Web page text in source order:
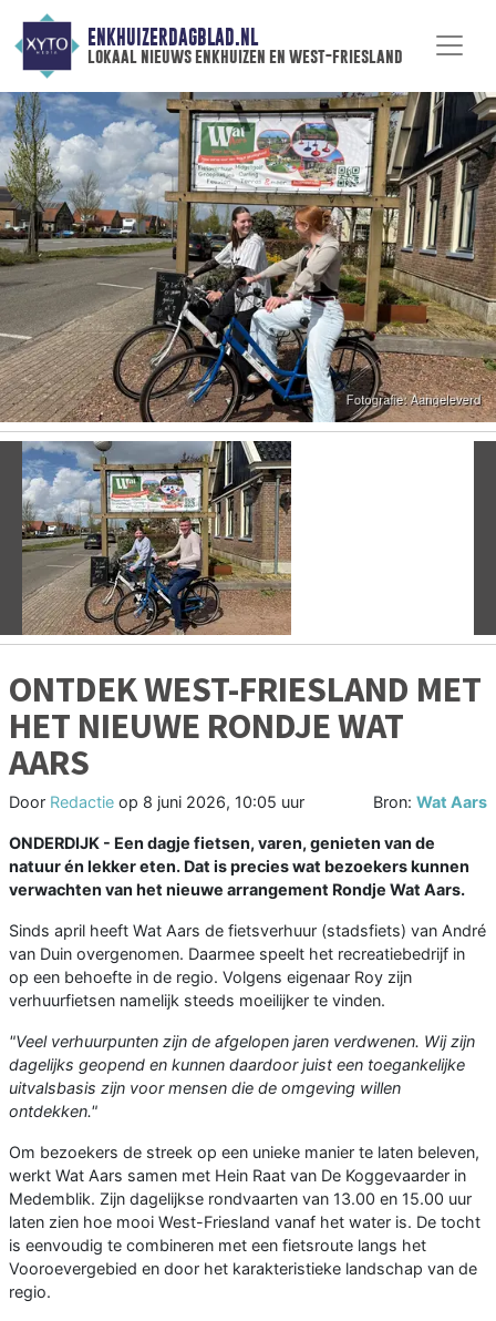
ENKHUIZERDAGBLAD.NL
lokaal nieuws enkhuizen en west-friesland
Vorige
ONTDEK WEST-FRIESLAND MET
HET NIEUWE RONDJE WAT
AARS
Door Redactie op 8 juni 2026, 10:05 uur Bron: Wat Aars
ONDERDIJK - Een dagje fietsen, varen, genieten van de
natuur én lekker eten. Dat is precies wat bezoekers kunnen
verwachten van het nieuwe arrangement Rondje Wat Aars.
Sinds april heeft Wat Aars de fietsverhuur (stadsfiets) van André
van Duin overgenomen. Daarmee speelt het recreatiebedrijf in
op een behoefte in de regio. Volgens eigenaar Roy zijn
verhuurfietsen namelijk steeds moeilijker te vinden.
"Veel verhuurpunten zijn de afgelopen jaren verdwenen. Wij zijn
dagelijks geopend en kunnen daardoor juist een toegankelijke
uitvalsbasis zijn voor mensen die de omgeving willen
ontdekken."
Om bezoekers de streek op een unieke manier te laten beleven,
werkt Wat Aars samen met Hein Raat van De Koggevaarder in
Medemblik. Zijn dagelijkse rondvaarten van 13.00 en 15.00 uur
laten zien hoe mooi West-Friesland vanaf het water is. De tocht
is eenvoudig te combineren met een fietsroute langs het
Vooroevergebied en door het karakteristieke landschap van de
regio.